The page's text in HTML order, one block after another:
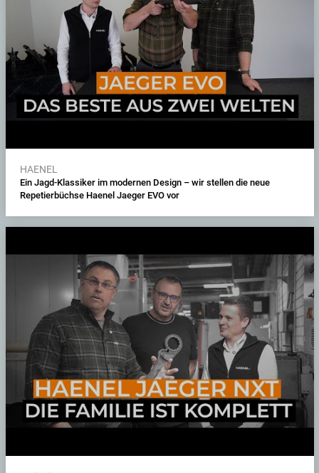
HAENEL
Ein Jagd-Klassiker im modernen Design – wir stellen die neue
Repetierbüchse Haenel Jaeger EVO vor